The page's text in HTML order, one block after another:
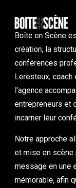
Boîte en Scène
création, la
conférences
Leresteux,
l’agence
entrepreneurs et
incarner leur
Notre approche
et mise en
message en une
mémorable, afin